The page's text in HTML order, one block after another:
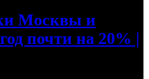
Москвы и
почти на 20% |